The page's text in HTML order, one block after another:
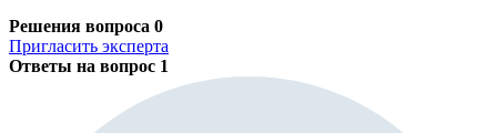
Решения вопроса 0
Пригласить эксперта
Ответы на вопрос 1